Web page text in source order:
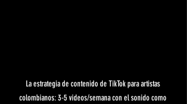
La estrategia de contenido de TikTok para artistas
colombianos: 3-5 videos/semana con el sonido como